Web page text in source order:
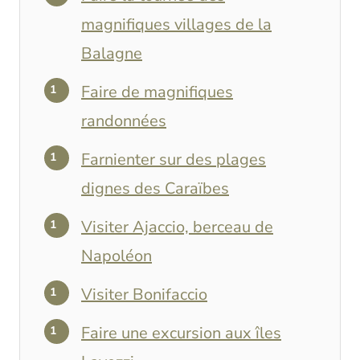
magnifiques villages de la
Balagne
Faire de magnifiques
randonnées
Farnienter sur des plages
dignes des Caraïbes
Visiter Ajaccio, berceau de
Napoléon
Visiter Bonifaccio
Faire une excursion aux îles